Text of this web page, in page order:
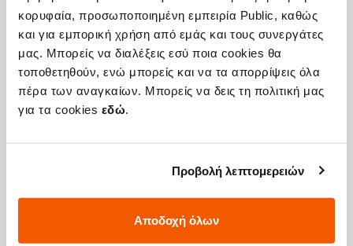
κορυφαία, προσωποποιημένη εμπειρία Public, καθώς
και για εμπορική χρήση από εμάς και τους συνεργάτες
μας. Μπορείς να διαλέξεις εσύ ποια cookies θα
τοποθετηθούν, ενώ μπορείς και να τα απορρίψεις όλα
πέρα των αναγκαίων. Μπορείς να δεις τη πολιτική μας
για τα cookies εδώ.
Προβολή λεπτομερειών
Αποδοχή όλων
Η συσκευή σου μπορεί να χρειάζεται και
κάποια από τις παρακάτω επισκευές:
Αλλαγή Αυθεντικής Οθόνης Galaxy S24
Call